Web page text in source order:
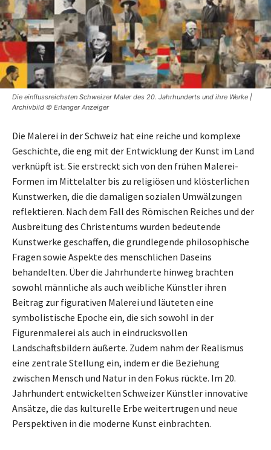
Die einflussreichsten Schweizer Maler des 20. Jahrhunderts und ihre Werke |
Archivbild © Erlanger Anzeiger
Die Malerei in der Schweiz hat eine reiche und komplexe
Geschichte, die eng mit der Entwicklung der Kunst im Land
verknüpft ist. Sie erstreckt sich von den frühen Malerei-
Formen im Mittelalter bis zu religiösen und klösterlichen
Kunstwerken, die die damaligen sozialen Umwälzungen
reflektieren. Nach dem Fall des Römischen Reiches und der
Ausbreitung des Christentums wurden bedeutende
Kunstwerke geschaffen, die grundlegende philosophische
Fragen sowie Aspekte des menschlichen Daseins
behandelten. Über die Jahrhunderte hinweg brachten
sowohl männliche als auch weibliche Künstler ihren
Beitrag zur figurativen Malerei und läuteten eine
symbolistische Epoche ein, die sich sowohl in der
Figurenmalerei als auch in eindrucksvollen
Landschaftsbildern äußerte. Zudem nahm der Realismus
eine zentrale Stellung ein, indem er die Beziehung
zwischen Mensch und Natur in den Fokus rückte. Im 20.
Jahrhundert entwickelten Schweizer Künstler innovative
Ansätze, die das kulturelle Erbe weitertrugen und neue
Perspektiven in die moderne Kunst einbrachten.